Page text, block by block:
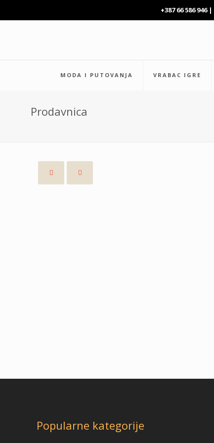
+387 66 586 946 |
MODA I PUTOVANJA VRABAC IGRE
Prodavnica
Popularne kategorije